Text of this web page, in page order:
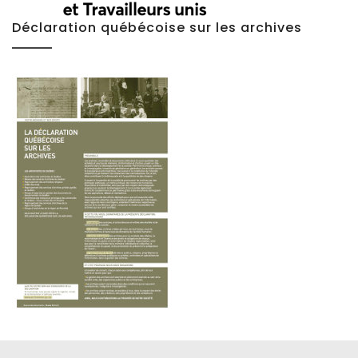
Déclaration québécoise sur les archives